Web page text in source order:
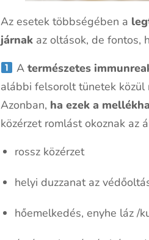
Az esetek többségében a
járnak az oltások, de fontos,
A természetes
alábbi felsorolt tünetek közül
Azonban, ha ezek a
közérzet romlást okoznak az
rossz közérzet
helyi duzzanat az
hőemelkedés, enyhe láz /